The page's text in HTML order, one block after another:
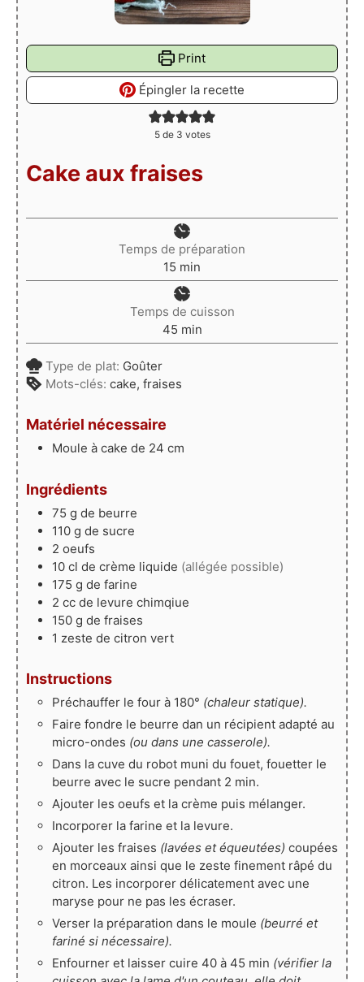
Print
Épingler la recette
5de 3 votes
Cake aux fraises
Temps de préparation
15 minutes
min
Temps de cuisson
45minutes
min
Type de plat: Goûter
Mots-clés: cake, fraises
Matériel nécessaire
Moule à cake de 24 cm
Ingrédients
75 g de beurre
110 g de sucre
2 oeufs
10 cl de crème liquide (allégée possible)
175 g de farine
2 cc de levure chimqiue
150 g de fraises
1 zeste de citron vert
Instructions
Préchauffer le four à 180° (chaleur statique).
Faire fondre le beurre dan un récipient adapté au
micro-ondes (ou dans une casserole).
Dans la cuve du robot muni du fouet, fouetter le
beurre avec le sucre pendant 2 min.
Ajouter les oeufs et la crème puis mélanger.
Incorporer la farine et la levure.
Ajouter les fraises (lavées et équeutées) coupées
en morceaux ainsi que le zeste finement râpé du
citron. Les incorporer délicatement avec une
maryse pour ne pas les écraser.
Verser la préparation dans le moule (beurré et
fariné si nécessaire).
Enfourner et laisser cuire 40 à 45 min (vérifier la